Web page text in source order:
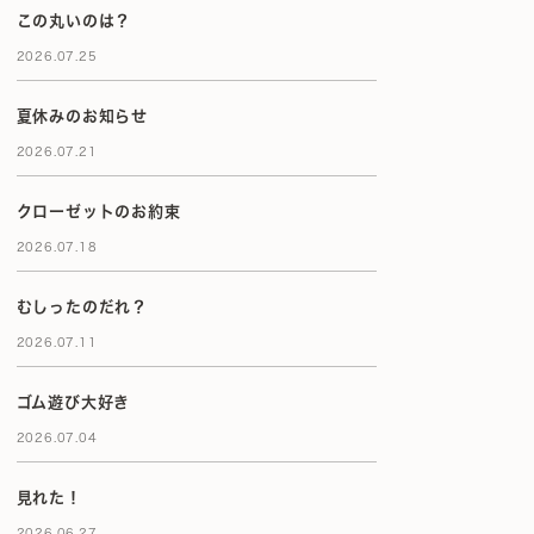
この丸いのは？
2026.07.25
夏休みのお知らせ
2026.07.21
クローゼットのお約束
2026.07.18
むしったのだれ？
2026.07.11
ゴム遊び大好き
2026.07.04
見れた！